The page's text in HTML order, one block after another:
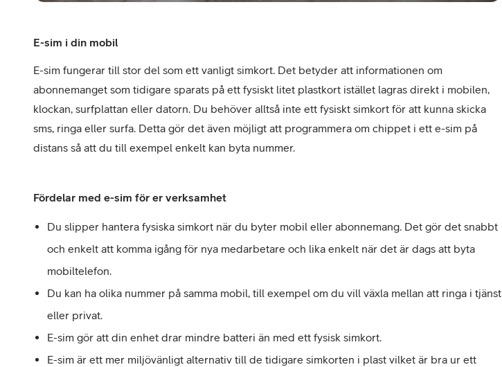
E-sim i din mobil
E-sim fungerar till stor del som ett vanligt simkort. Det betyder att informationen om
abonnemanget som tidigare sparats på ett fysiskt litet plastkort istället lagras direkt i mobilen,
klockan, surfplattan eller datorn. Du behöver alltså inte ett fysiskt simkort för att kunna skicka
sms, ringa eller surfa. Detta gör det även möjligt att programmera om chippet i ett e-sim på
distans så att du till exempel enkelt kan byta nummer.
Fördelar med e-sim för er verksamhet
Du slipper hantera fysiska simkort när du byter mobil eller abonnemang. Det gör det snabbt
och enkelt att komma igång för nya medarbetare och lika enkelt när det är dags att byta
mobiltelefon.
Du kan ha olika nummer på samma mobil, till exempel om du vill växla mellan att ringa i tjänst
eller privat.
E-sim gör att din enhet drar mindre batteri än med ett fysisk simkort.
E-sim är ett mer miljövänligt alternativ till de tidigare simkorten i plast vilket är bra ur ett